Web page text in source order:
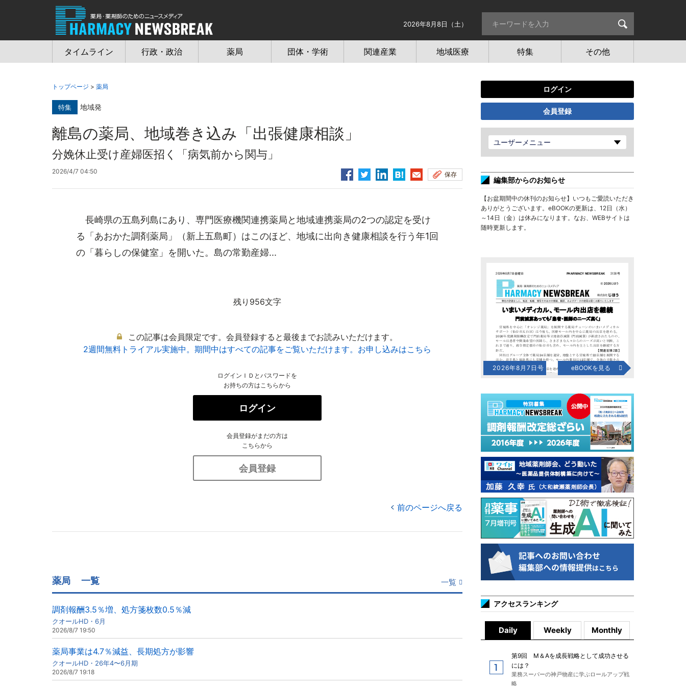
2026年8月8日（土）
タイムライン 行政・政治 薬局 団体・学術 関連産業 地域医療 特集 その他
トップページ > 薬局
特集 地域発
離島の薬局、地域巻き込み「出張健康相談」
分娩休止受け産婦医招く「病気前から関与」
2026/4/7 04:50 保存
長崎県の五島列島にあり、専門医療機関連携薬局と地域連携薬局の2つの認定を受け
る「あおかた調剤薬局」（新上五島町）はこのほど、地域に出向き健康相談を行う年1回
の「暮らしの保健室」を開いた。島の常勤産婦...
残り956文字
この記事は会員限定です。会員登録すると最後までお読みいただけます。
2週間無料トライアル実施中。期間中はすべての記事をご覧いただけます。お申し込みはこちら
ログインＩＤとパスワードを
お持ちの方はこちらから
ログイン
会員登録がまだの方は
こちらから
会員登録
前のページへ戻る
薬局 一覧 一覧
調剤報酬3.5％増、処方箋枚数0.5％減
クオールHD・6月
2026/8/7 19:50
薬局事業は4.7％減益、長期処方が影響
クオールHD・26年4〜6月期
2026/8/7 19:18
ログイン
会員登録
ユーザーメニュー
編集部からのお知らせ
【お盆期間中の休刊のお知らせ】いつもご愛読いただき
ありがとうございます。eBOOKの更新は、12日（水）
～14日（金）は休みになります。なお、WEBサイトは
随時更新します。
2026年8月7日号 eBOOKを見る
アクセスランキング
Daily Weekly Monthly
第9回 M＆Aを成長戦略として成功させる
には？
業務スーパーの神戸物産に学ぶロールアップ戦
略